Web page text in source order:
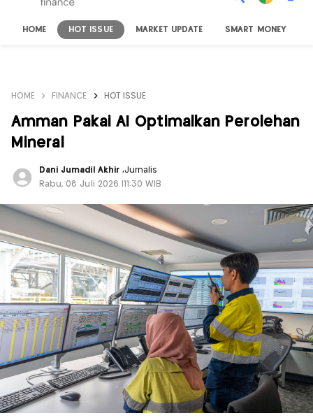
HOME HOT ISSUE MARKET UPDATE SMART MONEY
HOME FINANCE HOT ISSUE
Amman Pakai AI Optimalkan Perolehan
Mineral
Dani Jumadil Akhir ,Jurnalis
Rabu, 08 Juli 2026 |11:30 WIB